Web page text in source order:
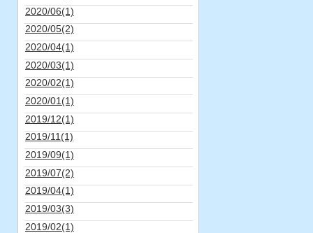
2020/06(1)
2020/05(2)
2020/04(1)
2020/03(1)
2020/02(1)
2020/01(1)
2019/12(1)
2019/11(1)
2019/09(1)
2019/07(2)
2019/04(1)
2019/03(3)
2019/02(1)